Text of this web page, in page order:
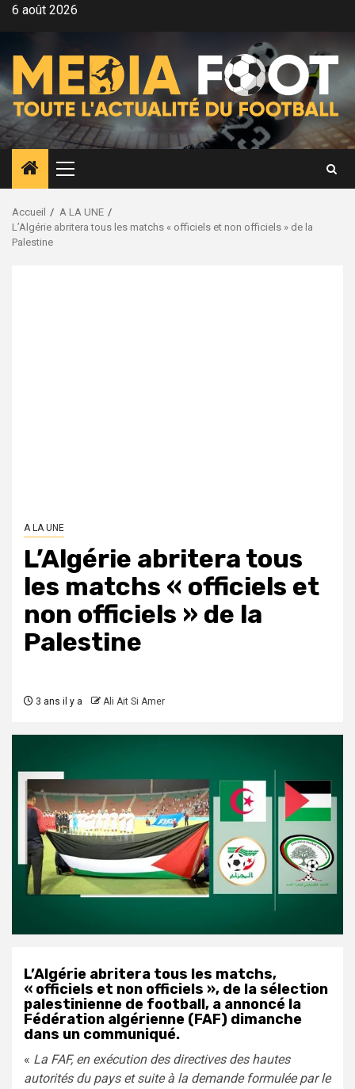
Aller6 août 2026
Menu
principal
Accueil
A LA UNE
L’Algérie abritera tous les matchs « officiels et non officiels » de la
Palestine
A LA UNE
L’Algérie abritera tous
les matchs « officiels et
non officiels » de la
Palestine
3 ans il y a Ali Ait Si Amer
L’Algérie abritera tous les matchs,
« officiels et non officiels », de la sélection
palestinienne de football, a annoncé la
Fédération algérienne (FAF) dimanche
dans un communiqué.
« La FAF, en exécution des directives des hautes
autorités du pays et suite à la demande formulée par le